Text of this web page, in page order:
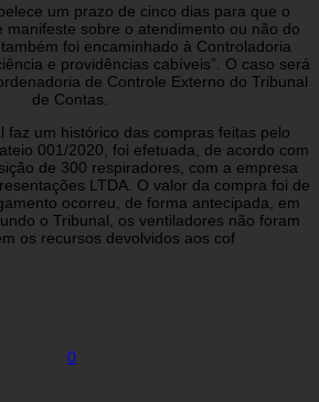
um prazo de cinco dias para que o
manifeste sobre o atendimento ou não do
foi encaminhado à Controladoria
e providências cabíveis”. O caso será
de Controle Externo do Tribunal
de Contas.
faz um histórico das compras feitas pelo
001/2020, foi efetuada, de acordo com
de 300 respiradores, com a empresa
LTDA. O valor da compra foi de
ocorreu, de forma antecipada, em
o Tribunal, os ventiladores não foram
os recursos devolvidos aos cof
0